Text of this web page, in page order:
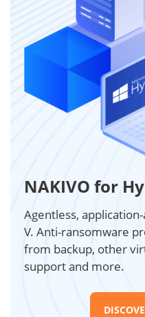
NAKIVO for
Agentless,
V. Anti-ransomware
from backup, other
support and more.